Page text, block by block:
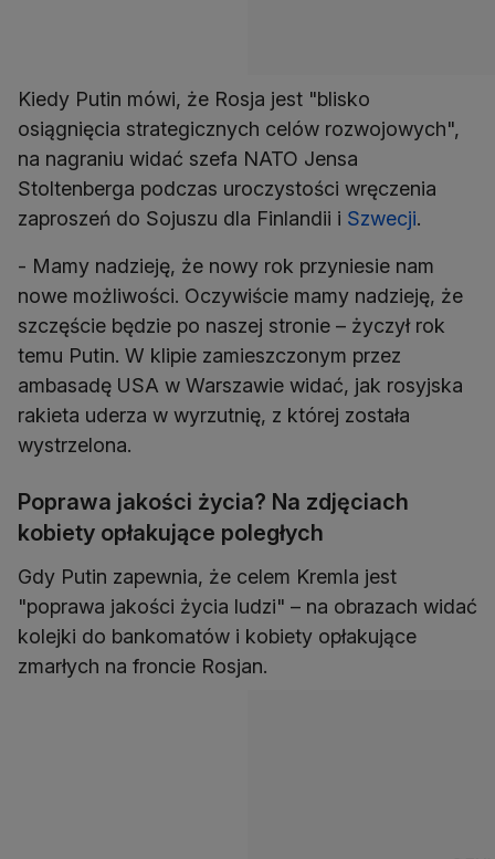
Kiedy Putin mówi, że Rosja jest "blisko
osiągnięcia strategicznych celów rozwojowych",
na nagraniu widać szefa NATO Jensa
Stoltenberga podczas uroczystości wręczenia
zaproszeń do Sojuszu dla Finlandii i Szwecji.
- Mamy nadzieję, że nowy rok przyniesie nam
nowe możliwości. Oczywiście mamy nadzieję, że
szczęście będzie po naszej stronie – życzył rok
temu Putin. W klipie zamieszczonym przez
ambasadę USA w Warszawie widać, jak rosyjska
rakieta uderza w wyrzutnię, z której została
wystrzelona.
Poprawa jakości życia? Na zdjęciach
kobiety opłakujące poległych
Gdy Putin zapewnia, że celem Kremla jest
"poprawa jakości życia ludzi" – na obrazach widać
kolejki do bankomatów i kobiety opłakujące
zmarłych na froncie Rosjan.